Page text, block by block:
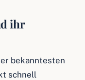
ihr
bekanntesten
schnell